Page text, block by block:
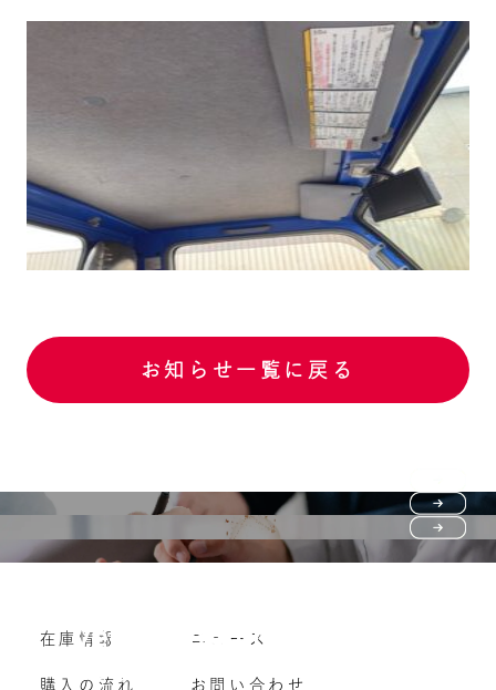
お知らせ一覧に戻る
購入の流れ
よくいただくご質問
Vehicle purchase
車両買い取り
在庫情報
購入の流れ
ニュース
お問い合わせ